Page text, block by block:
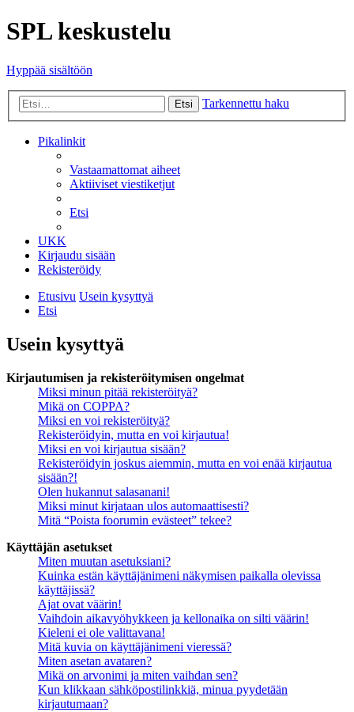
SPL keskustelu
Hyppää sisältöön
Etsi Tarkennettu haku
Pikalinkit
Vastaamattomat aiheet
Aktiiviset viestiketjut
Etsi
UKK
Kirjaudu sisään
Rekisteröidy
Etusivu Usein kysyttyä
Etsi
Usein kysyttyä
Kirjautumisen ja rekisteröitymisen ongelmat
Miksi minun pitää rekisteröityä?
Mikä on COPPA?
Miksi en voi rekisteröityä?
Rekisteröidyin, mutta en voi kirjautua!
Miksi en voi kirjautua sisään?
Rekisteröidyin joskus aiemmin, mutta en voi enää kirjautua
sisään?!
Olen hukannut salasanani!
Miksi minut kirjataan ulos automaattisesti?
Mitä “Poista foorumin evästeet” tekee?
Käyttäjän asetukset
Miten muutan asetuksiani?
Kuinka estän käyttäjänimeni näkymisen paikalla olevissa
käyttäjissä?
Ajat ovat väärin!
Vaihdoin aikavyöhykkeen ja kellonaika on silti väärin!
Kieleni ei ole valittavana!
Mitä kuvia on käyttäjänimeni vieressä?
Miten asetan avataren?
Mikä on arvonimi ja miten vaihdan sen?
Kun klikkaan sähköpostilinkkiä, minua pyydetään
kirjautumaan?